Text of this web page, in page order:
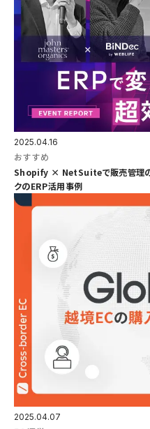
2025.04.16
おすすめ
Shopify × NetSuiteで販売管理の
クのERP活用事例
2025.04.07